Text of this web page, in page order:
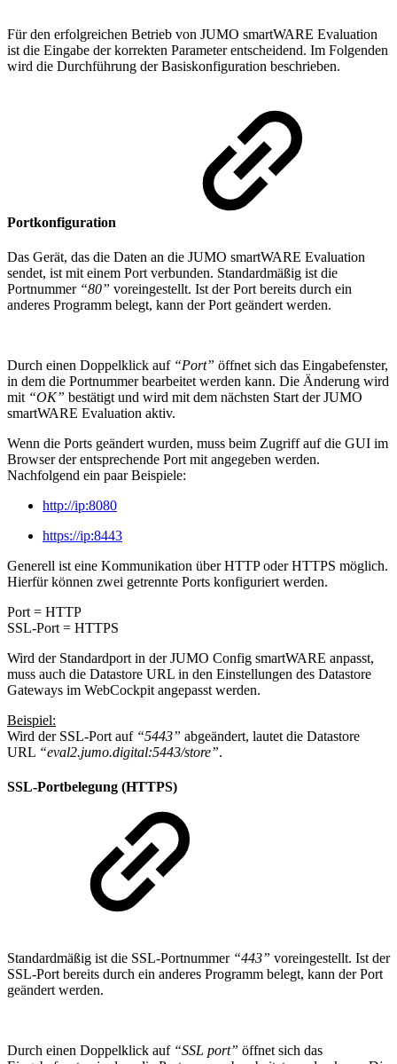
Für den erfolgreichen Betrieb von JUMO smartWARE Evaluation
ist die Eingabe der korrekten Parameter entscheidend. Im Folgenden
wird die Durchführung der Basiskonfiguration beschrieben.
Portkonfiguration
Das Gerät, das die Daten an die JUMO smartWARE Evaluation
sendet, ist mit einem Port verbunden. Standardmäßig ist die
Portnummer “80” voreingestellt. Ist der Port bereits durch ein
anderes Programm belegt, kann der Port geändert werden.
Durch einen Doppelklick auf “Port” öffnet sich das Eingabefenster,
in dem die Portnummer bearbeitet werden kann. Die Änderung wird
mit “OK” bestätigt und wird mit dem nächsten Start der JUMO
smartWARE Evaluation aktiv.
Wenn die Ports geändert wurden, muss beim Zugriff auf die GUI im
Browser der entsprechende Port mit angegeben werden.
Nachfolgend ein paar Beispiele:
http://ip:8080
https://ip:8443
Generell ist eine Kommunikation über HTTP oder HTTPS möglich.
Hierfür können zwei getrennte Ports konfiguriert werden.
Port = HTTP
SSL-Port = HTTPS
Wird der Standardport in der JUMO Config smartWARE anpasst,
muss auch die Datastore URL in den Einstellungen des Datastore
Gateways im WebCockpit angepasst werden.
Beispiel:
Wird der SSL-Port auf “5443” abgeändert, lautet die Datastore
URL “eval2.jumo.digital:5443/store”.
SSL-Portbelegung (HTTPS)
Standardmäßig ist die SSL-Portnummer “443” voreingestellt. Ist der
SSL-Port bereits durch ein anderes Programm belegt, kann der Port
geändert werden.
Durch einen Doppelklick auf “SSL port” öffnet sich das